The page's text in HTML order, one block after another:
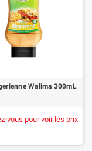
Walima 300mL
vous pour voir les prix